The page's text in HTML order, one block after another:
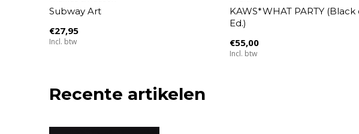
Subway Art
€27,95
Incl. btw
KAWS*WHAT PARTY
Ed.)
€55,00
Incl. btw
Recente artikelen